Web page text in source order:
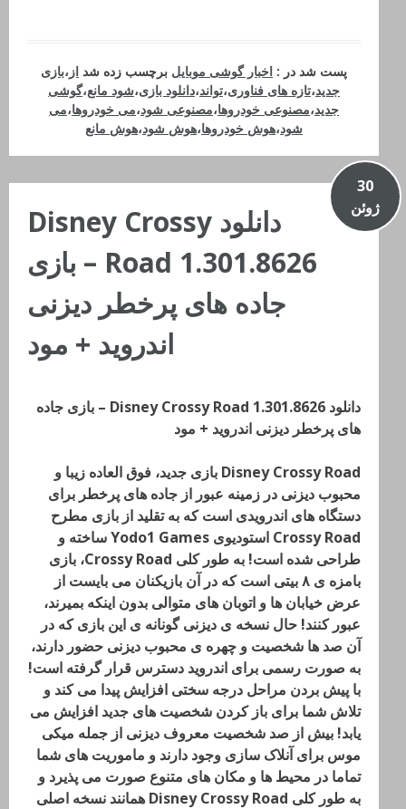
پست شد در : اخبار گوشی موبایل برچسب زده شد از ،بازی
جدید،تازه های فناوری،تواند،دانلود بازی،شود مانع،گوشی
جدید،مصنوعی خودروها،مصنوعی شود،می خودروها،می
شود،هوش خودروها،هوش شود،هوش مانع
30
ژوئن
دانلود Disney Crossy
Road 1.301.8626 – بازی
جاده های پرخطر دیزنی
اندروید + مود
دانلود Disney Crossy Road 1.301.8626 – بازی جاده
های پرخطر دیزنی اندروید + مود
Disney Crossy Road بازی جدید، فوق العاده زیبا و
محبوب دیزنی در زمینه عبور از جاده های پرخطر برای
دستگاه های اندرویدی است که به تقلید از بازی مطرح
Crossy Road استودیوی Yodo1 Games ساخته و
طراحی شده است! به طور کلی Crossy Road، بازی
بامزه ی ۸ بیتی است که در آن بازیکنان می بایست از
عرض خیابان ها و اتوبان های متوالی بدون اینکه بمیرند،
عبور کنند! حال نسخه ی دیزنی گونانه ی این بازی که در
آن صد ها شخصیت و چهره ی محبوب دیزنی حضور دارند،
به صورت رسمی برای اندروید دسترس قرار گرفته است!
با پیش بردن مراحل درجه سختی افزایش پیدا می کند و
تلاش شما برای باز کردن شخصیت های جدید افزایش می
یابد! بیش از صد شخصیت معروف دیزنی از جمله میکی
موس برای آنلاک سازی وجود دارند و ماموریت های شما
تماما در محیط ها و مکان های متنوع صورت می پذیرد و
به طور کلی Disney Crossy Road همانند نسخه اصلی